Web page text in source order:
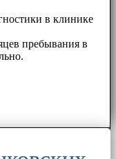
в клинике
пребывания в